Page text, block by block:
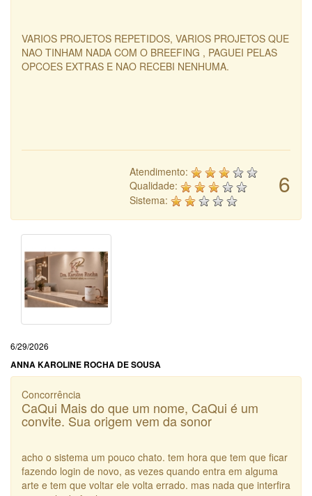
VARIOS PROJETOS REPETIDOS, VARIOS PROJETOS QUE
NAO TINHAM NADA COM O BREEFING , PAGUEI PELAS
OPCOES EXTRAS E NAO RECEBI NENHUMA.
6
Atendimento:
Qualidade:
Sistema:
6/29/2026
ANNA KAROLINE ROCHA DE SOUSA
Concorrência
CaQui Mais do que um nome, CaQui é um
convite. Sua origem vem da sonor
acho o sistema um pouco chato. tem hora que tem que ficar
fazendo login de novo, as vezes quando entra em alguma
arte e tem que voltar ele volta errado. mas nada que interfira